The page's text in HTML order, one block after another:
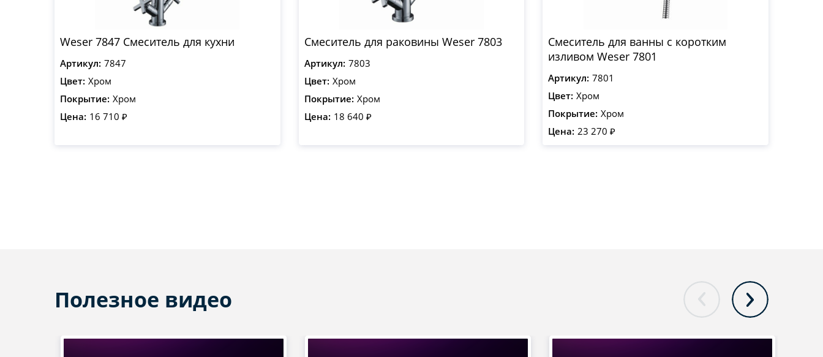
Weser 7847 Смеситель для кухни
Артикул: 7847
Цвет: Хром
Покрытие: Хром
Цена: 16 710 ₽
Смеситель для раковины Weser 7803
Артикул: 7803
Цвет: Хром
Покрытие: Хром
Цена: 18 640 ₽
Смеситель для ванны с коротким
изливом Weser 7801
Артикул: 7801
Цвет: Хром
Покрытие: Хром
Цена: 23 270 ₽
Полезное видео